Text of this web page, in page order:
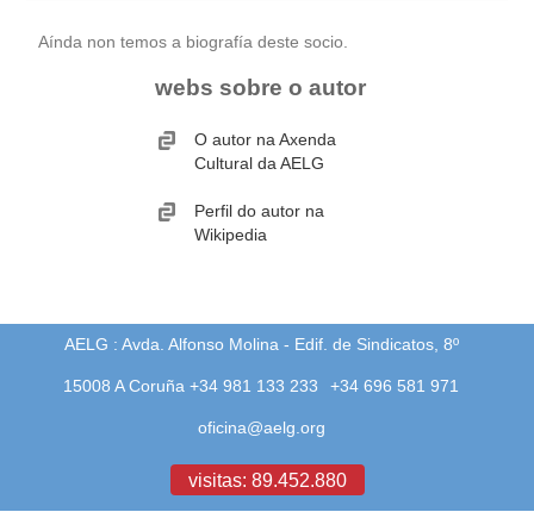
biografía
videoteca
Aínda non temos a biografía deste socio.
webs sobre o autor
O autor na Axenda
Cultural da AELG
Perfil do autor na
Wikipedia
AELG : Avda. Alfonso Molina - Edif. de Sindicatos, 8º
15008 A Coruña +34 981 133 233 +34 696 581 971
oficina@aelg.org
visitas: 89.452.880